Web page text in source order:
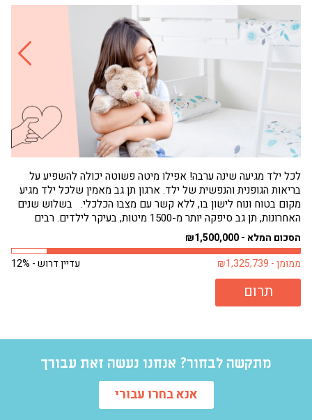
לכל ילד מגיעה שינה ערבה! אפילו מיטה פשוטה יכולה להשפיע על
בריאות הגופנית והנפשית של ילד. ארגון תן גב מאמין שלכל ילד מגיע
מקום בטוח ונוח לישון בו, ללא קשר עם מצבו הכלכלי. בשלוש שנים
האחרונות, תן גב סיפקה יותר מ-1500 מיטות, בעיקר לילדים. רבים
מילדים אלה היו ישנים על...
הסכום המלא - ₪1,500,000
עדיין דרוש - 12%
ממומן - ₪1,325,739
תרום
מתקשה לבחור? אנחנו נעשה זאת עבורך
אנא בחרו עבורי